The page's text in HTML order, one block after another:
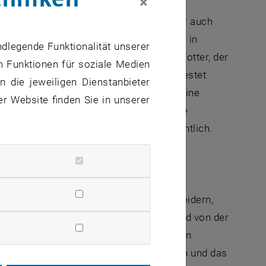
aus der Quantenphysik – und das war auch
mit quantenphysikalischen Effekten in
Lichtwellen genauso“, erklärt Stefan Rotter, der
Methode entwickelt hat. Getestet
– doch alle nötigen Technologien für eine
mit Experimentatoren, die ihr Interesse
im Labor“, ist Prof. Rotter zuversichtlich.
lassen sich Wellen so maßschneidern,
sich abseits dieser Bahn befindet, wird von der
So könnte etwa eine Schallwelle in ein
mehrmals an den Wänden abprallen und das
Funktionalität unserer
Funktionen für soziale Medien
die jeweiligen Dienstanbieter
Website finden Sie in unserer